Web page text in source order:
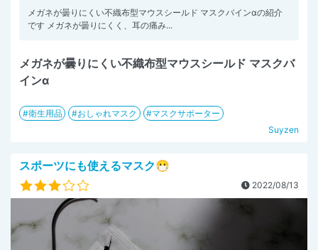
メガネが曇りにくい不織布型マウスシールド マスクバインαの紹介
です メガネが曇りにくく、耳の痛み...
メガネが曇りにくい不織布型マウスシールド マスクバ
インα
衛生用品 おしゃれマスク
マスクサポーター
Suyzen
スポーツにも使えるマスク😷
2022/08/13